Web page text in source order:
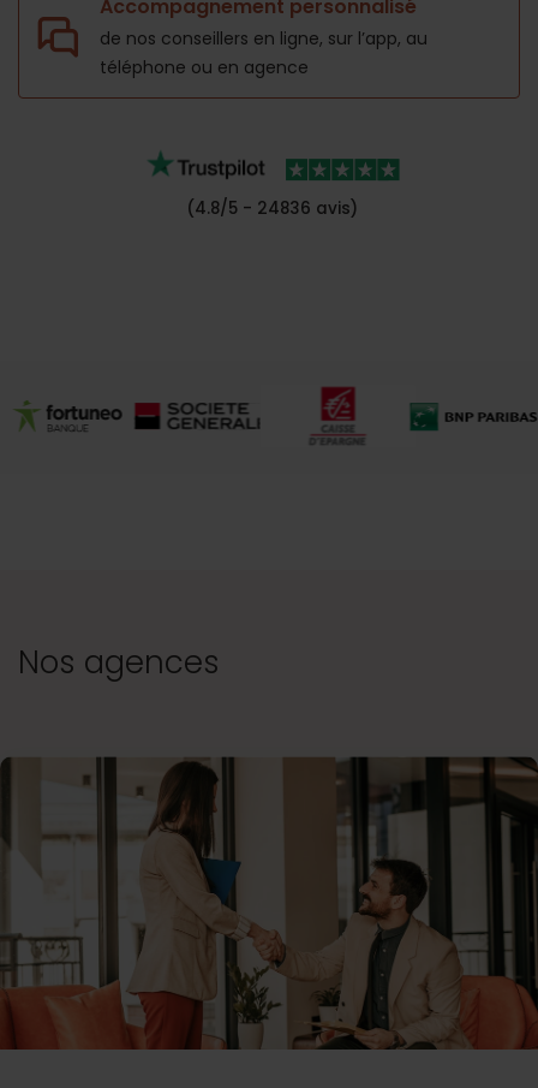
Accompagnement personnalisé
de nos conseillers en ligne, sur l’app, au
téléphone ou en agence
(4.8/5 - 24836 avis)
Nos agences